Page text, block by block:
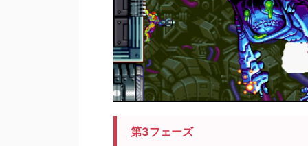
第3フェーズ